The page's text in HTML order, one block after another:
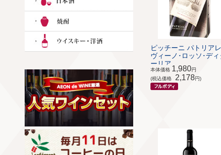
ピッチーニ パトリアレ
ヴィーノ･ロッソ･ディ
ーリア ...
本体価格 1,980円
(税込価格
2,178円)